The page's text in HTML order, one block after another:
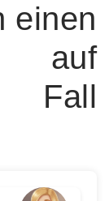
einen
auf